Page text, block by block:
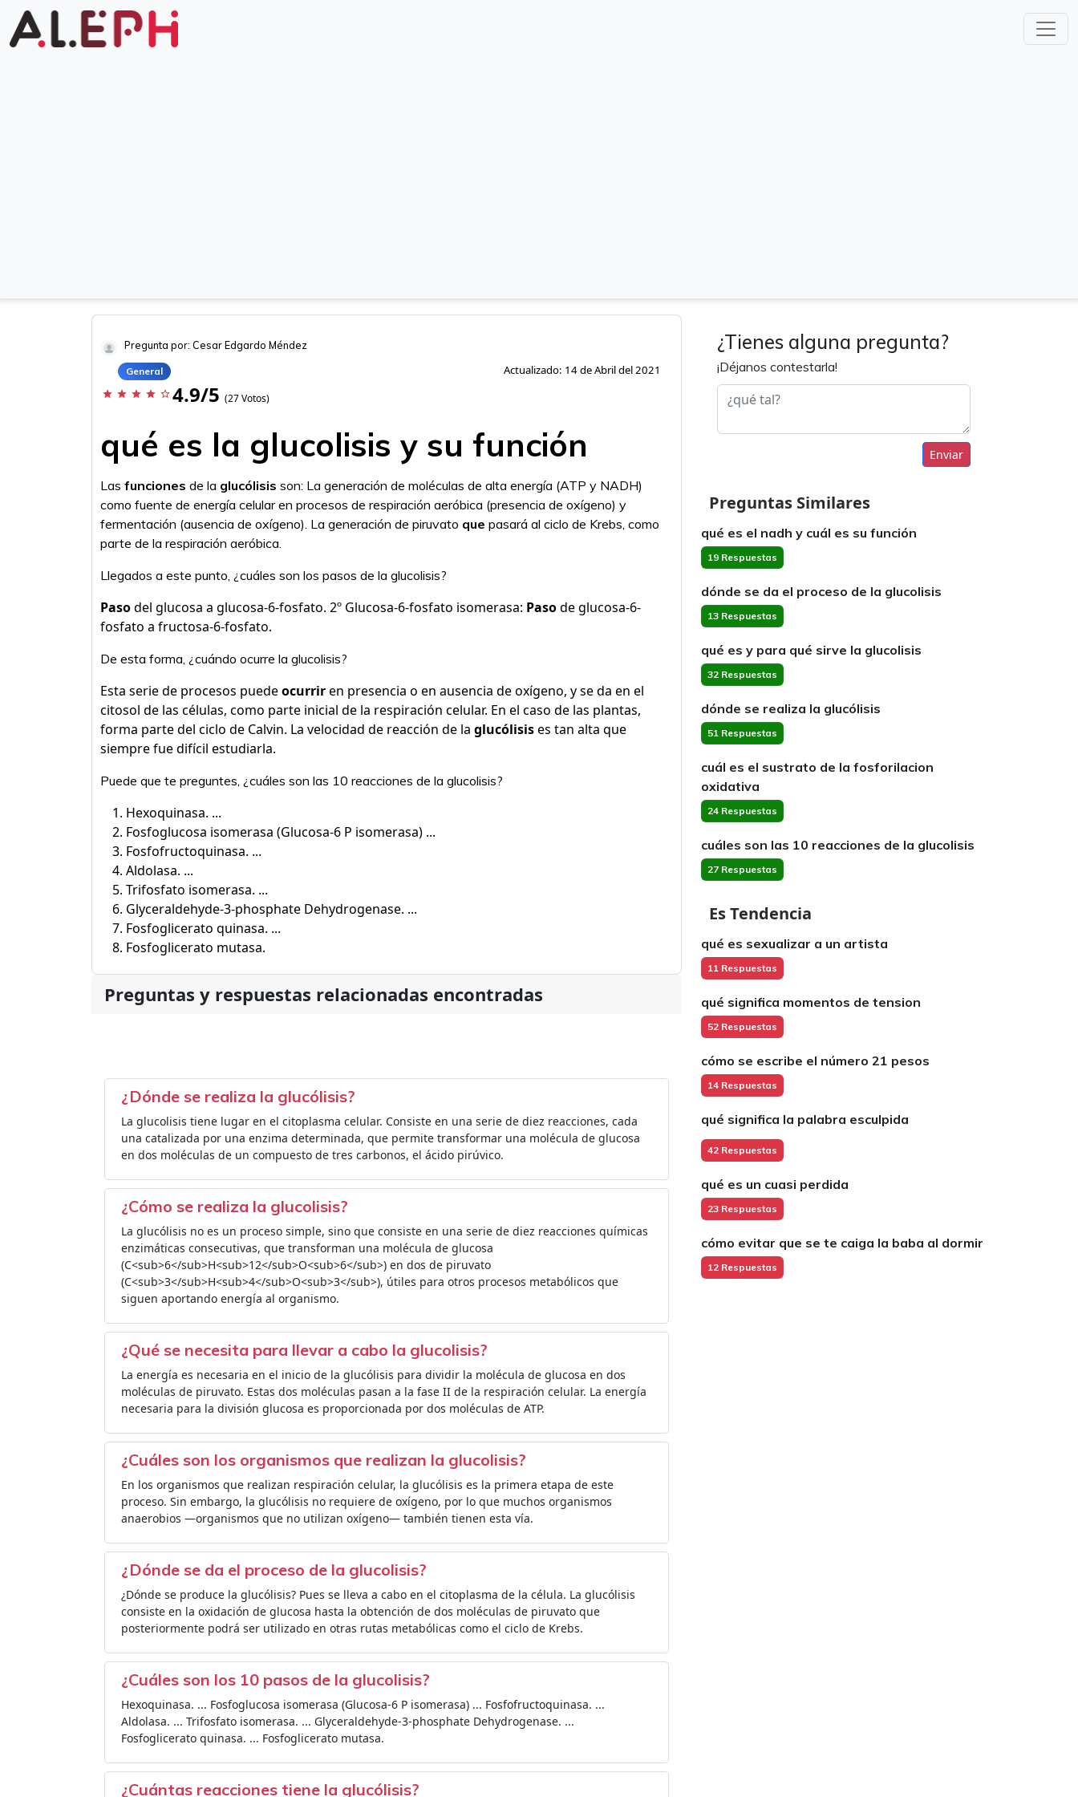
Pregunta por: Cesar Edgardo Méndez
General Actualizado: 14 de Abril del 2021
star star star star star_border 4.9/5 (27 Votos)
qué es la glucolisis y su función
Las funciones de la glucólisis son: La generación de moléculas de alta energía (ATP y NADH)
como fuente de energía celular en procesos de respiración aeróbica (presencia de oxígeno) y
fermentación (ausencia de oxígeno). La generación de piruvato que pasará al ciclo de Krebs, como
parte de la respiración aeróbica.
Llegados a este punto, ¿cuáles son los pasos de la glucolisis?
Pasodel glucosa a glucosa-6-fosfato. 2º Glucosa-6-fosfato isomerasa: Pasode glucosa-6-
fosfato a fructosa-6-fosfato.
De esta forma, ¿cuándo ocurre la glucolisis?
Esta serie de procesos puedeocurriren presencia o en ausencia de oxígeno, y se da en el
citosol de las células, como parte inicial de la respiración celular. En el caso de las plantas,
forma parte del ciclo de Calvin. La velocidad de reacción de la glucólisises tan alta que
siempre fue difícil estudiarla.
Puede que te preguntes, ¿cuáles son las 10 reacciones de la glucolisis?
Hexoquinasa. ...
Fosfoglucosa isomerasa (Glucosa-6 P isomerasa) ...
Fosfofructoquinasa. ...
Aldolasa. ...
Trifosfato isomerasa. ...
Glyceraldehyde-3-phosphate Dehydrogenase. ...
Fosfoglicerato quinasa. ...
Fosfoglicerato mutasa.
Preguntas y respuestas relacionadas encontradas
¿Dónde se realiza la glucólisis?
La glucolisis tiene lugar en el citoplasma celular. Consiste en una serie de diez reacciones, cada
una catalizada por una enzima determinada, que permite transformar una molécula de glucosa
en dos moléculas de un compuesto de tres carbonos, el ácido pirúvico.
¿Cómo se realiza la glucolisis?
La glucólisis no es un proceso simple, sino que consiste en una serie de diez reacciones químicas
enzimáticas consecutivas, que transforman una molécula de glucosa
(C<sub>6</sub>H<sub>12</sub>O<sub>6</sub>) en dos de piruvato
(C<sub>3</sub>H<sub>4</sub>O<sub>3</sub>), útiles para otros procesos metabólicos que
siguen aportando energía al organismo.
¿Qué se necesita para llevar a cabo la glucolisis?
La energía es necesaria en el inicio de la glucólisis para dividir la molécula de glucosa en dos
moléculas de piruvato. Estas dos moléculas pasan a la fase II de la respiración celular. La energía
necesaria para la división glucosa es proporcionada por dos moléculas de ATP.
¿Cuáles son los organismos que realizan la glucolisis?
En los organismos que realizan respiración celular, la glucólisis es la primera etapa de este
proceso. Sin embargo, la glucólisis no requiere de oxígeno, por lo que muchos organismos
anaerobios —organismos que no utilizan oxígeno— también tienen esta vía.
¿Dónde se da el proceso de la glucolisis?
¿Dónde se produce la glucólisis? Pues se lleva a cabo en el citoplasma de la célula. La glucólisis
consiste en la oxidación de glucosa hasta la obtención de dos moléculas de piruvato que
posteriormente podrá ser utilizado en otras rutas metabólicas como el ciclo de Krebs.
¿Cuáles son los 10 pasos de la glucolisis?
Hexoquinasa. ... Fosfoglucosa isomerasa (Glucosa-6 P isomerasa) ... Fosfofructoquinasa. ...
Aldolasa. ... Trifosfato isomerasa. ... Glyceraldehyde-3-phosphate Dehydrogenase. ...
Fosfoglicerato quinasa. ... Fosfoglicerato mutasa.
¿Cuántas reacciones tiene la glucólisis?
¿Tienes alguna pregunta?
¡Déjanos contestarla!
Enviar
Preguntas Similares
qué es el nadh y cuál es su función
19 Respuestas
dónde se da el proceso de la glucolisis
13 Respuestas
qué es y para qué sirve la glucolisis
32 Respuestas
dónde se realiza la glucólisis
51 Respuestas
cuál es el sustrato de la fosforilacion
oxidativa
24 Respuestas
cuáles son las 10 reacciones de la glucolisis
27 Respuestas
Es Tendencia
qué es sexualizar a un artista
11 Respuestas
qué significa momentos de tension
52 Respuestas
cómo se escribe el número 21 pesos
14 Respuestas
qué significa la palabra esculpida
42 Respuestas
qué es un cuasi perdida
23 Respuestas
cómo evitar que se te caiga la baba al dormir
12 Respuestas